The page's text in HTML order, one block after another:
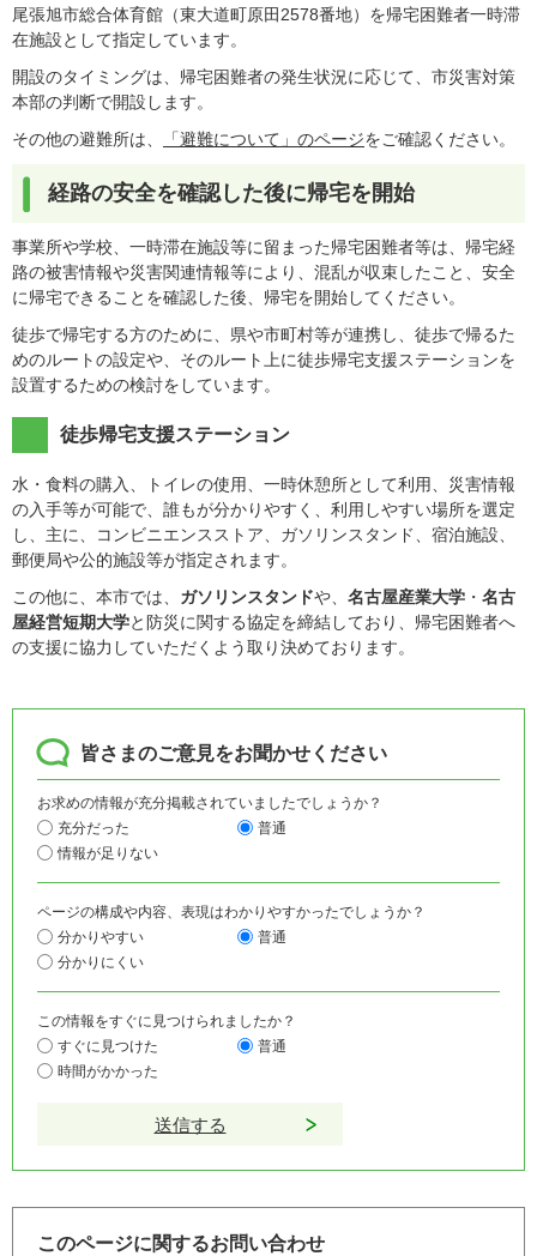
尾張旭市総合体育館（東大道町原田2578番地）を帰宅困難者一時滞
在施設として指定しています。
開設のタイミングは、帰宅困難者の発生状況に応じて、市災害対策
本部の判断で開設します。
その他の避難所は、
「避難について」のページをご確認ください。
経路の安全を確認した後に帰宅を開始
事業所や学校、一時滞在施設等に留まった帰宅困難者等は、帰宅経
路の被害情報や災害関連情報等により、混乱が収束したこと、安全
に帰宅できることを確認した後、帰宅を開始してください。
徒歩で帰宅する方のために、県や市町村等が連携し、徒歩で帰るた
めのルートの設定や、そのルート上に徒歩帰宅支援ステーションを
設置するための検討をしています。
徒歩帰宅支援ステーション
水・食料の購入、トイレの使用、一時休憩所として利用、災害情報
の入手等が可能で、誰もが分かりやすく、利用しやすい場所を選定
し、主に、コンビニエンスストア、ガソリンスタンド、宿泊施設、
郵便局や公的施設等が指定されます。
この他に、本市では、 ガソリンスタンドや、 名古屋産業大学 ・ 名古
屋経営短期大学と防災に関する協定を締結しており、帰宅困難者へ
の支援に協力していただくよう取り決めております。
皆さまのご意見をお聞かせください
お求めの情報が充分掲載されていましたでしょうか？
充分だった
普通
情報が足りない
ページの構成や内容、表現はわかりやすかったでしょうか？
分かりやすい
普通
分かりにくい
この情報をすぐに見つけられましたか？
すぐに見つけた
普通
時間がかかった
このページに関するお問い合わせ